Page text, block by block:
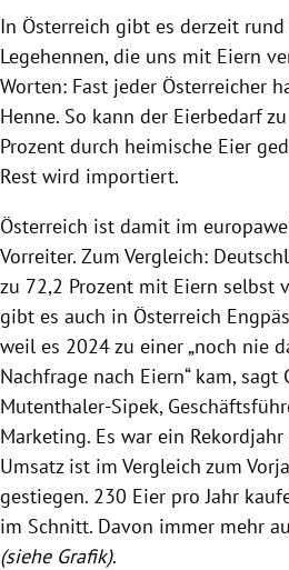
In Österreich gibt es derzeit
Legehennen, die uns mit Eiern
Worten: Fast jeder Österreicher
Henne. So kann der Eierbedarf
Prozent durch heimische Eier
Rest wird importiert.
Österreich ist damit im
Vorreiter. Zum Vergleich:
zu 72,2 Prozent mit Eiern selbst
gibt es auch in Österreich
weil es 2024 zu einer „noch nie
Nachfrage nach Eiern“ kam, sagt
Mutenthaler-Sipek,
Marketing. Es war ein
Umsatz ist im Vergleich zum
gestiegen. 230 Eier pro Jahr
im Schnitt. Davon immer mehr
(siehe Grafik).